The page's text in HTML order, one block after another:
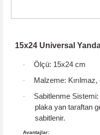
15x24 Universal
· Ölçü: 15x24 cm
· Malzeme:
· Sabitlenme Sistemi:
plaka yan taraftan
sabitlenir.
Avantajlar: